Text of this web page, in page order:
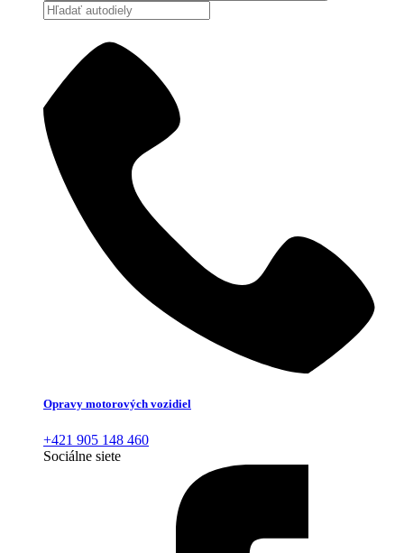
Opravy motorových vozidiel
+421 905 148 460
Sociálne siete